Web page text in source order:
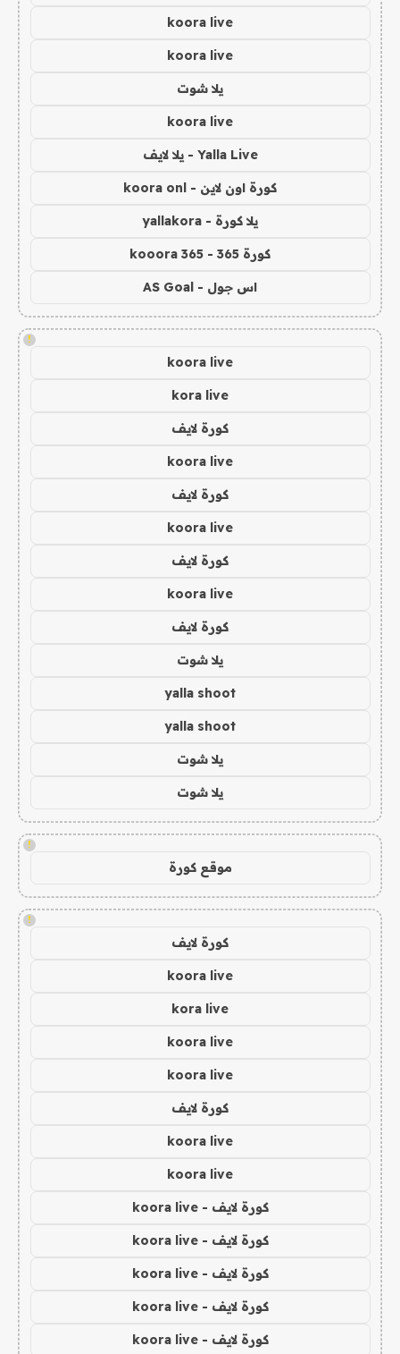
koora live
koora live
يلا شوت
koora live
Yalla Live - يلا لايف
كورة اون لاين - koora onl
يلا كورة - yallakora
كورة 365 - kooora 365
اس جول - AS Goal
!
koora live
kora live
كورة لايف
koora live
كورة لايف
koora live
كورة لايف
koora live
كورة لايف
يلا شوت
yalla shoot
yalla shoot
يلا شوت
يلا شوت
!
موقع كورة
!
كورة لايف
koora live
kora live
koora live
koora live
كورة لايف
koora live
koora live
كورة لايف - koora live
كورة لايف - koora live
كورة لايف - koora live
كورة لايف - koora live
كورة لايف - koora live